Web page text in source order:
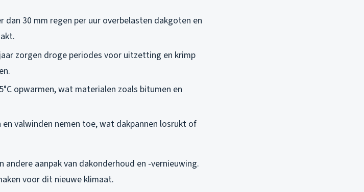
dan 30 mm regen per uur overbelasten dakgoten en
zorgen droge periodes voor uitzetting en krimp
opwarmen, wat materialen zoals bitumen en
valwinden nemen toe, wat dakpannen losrukt of
aanpak van dakonderhoud en -vernieuwing.
voor dit nieuwe klimaat.